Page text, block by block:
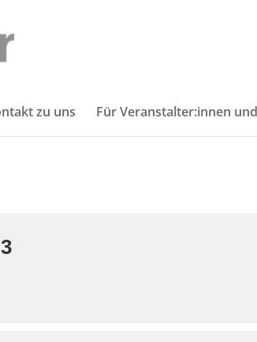
zu uns Für Veranstalter:innen